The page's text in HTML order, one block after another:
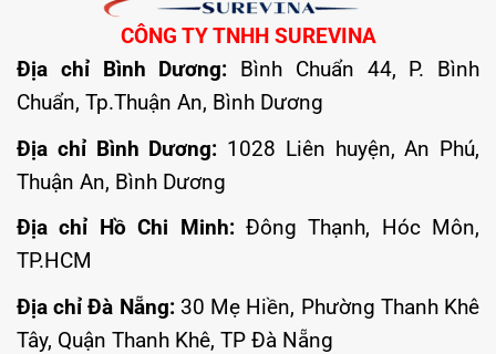
CÔNG TY TNHH SUREVINA
Địa chỉ Bình Dương: Bình Chuẩn 44, P. Bình
Chuẩn, Tp.Thuận An, Bình Dương
Địa chỉ Bình Dương: 1028 Liên huyện, An Phú,
Thuận An, Bình Dương
Địa chỉ Hồ Chi Minh:Đông Thạnh, Hóc Môn,
TP.HCM
Địa chỉ Đà Nẵng:30 Mẹ Hiền, Phường Thanh Khê
Tây, Quận Thanh Khê, TP Đà Nẵng